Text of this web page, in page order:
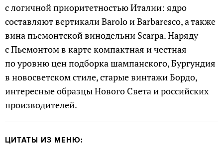
с логичной приоритетностью Италии: ядро
составляют вертикали Barolo и Barbaresco, а также
вина пьемонтской винодельни Scarpa. Наряду
с Пьемонтом в карте компактная и честная
по уровню цен подборка шампанского, Бургундия
в новосветском стиле, старые винтажи Бордо,
интересные образцы Нового Света и российских
производителей.
ЦИТАТЫ ИЗ МЕНЮ: